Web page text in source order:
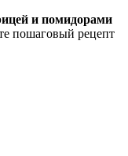
и помидорами
пошаговый рецепт